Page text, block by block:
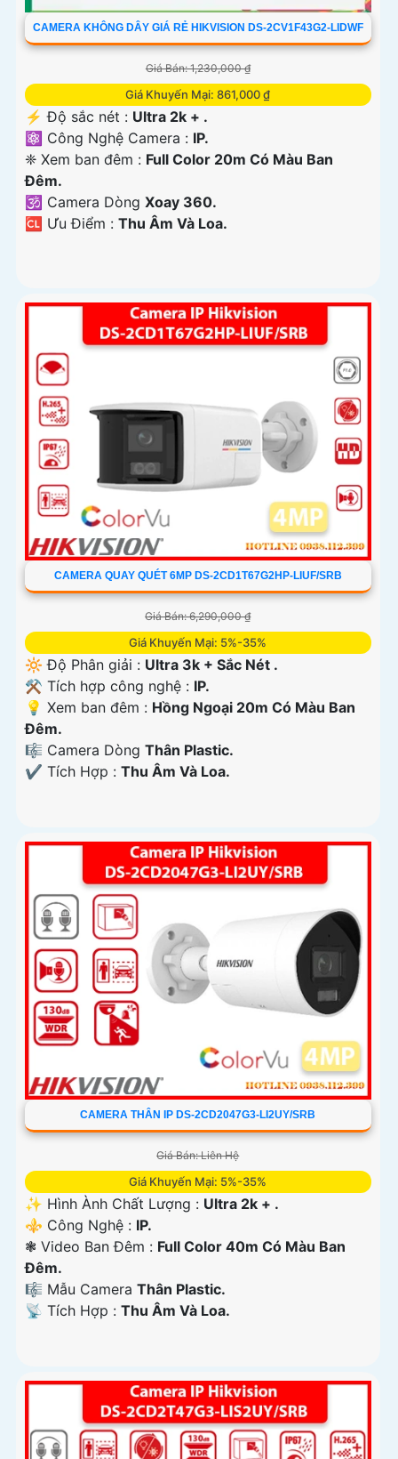
CAMERA KHÔNG DÂY GIÁ RẺ HIKVISION DS-2CV1F43G2-LIDWF
Giá Bán: 1,230,000 ₫
Giá Khuyến Mại: 861,000 ₫
️⚡ Độ sắc nét : Ultra 2k + .
⚛️ Công Nghệ Camera : IP.
❈ Xem ban đêm : Full Color 20m Có Màu Ban
Ðêm.
🕉️ Camera Dòng Xoay 360.
️🆑 Ưu Điểm : Thu Âm Và Loa.
CAMERA QUAY QUÉT 6MP DS-2CD1T67G2HP-LIUF/SRB
Giá Bán: 6,290,000 ₫
Giá Khuyến Mại: 5%-35%
🔆 Độ Phân giải : Ultra 3k + Sắc Nét .
⚒ Tích hợp công nghệ : IP.
💡 Xem ban đêm : Hồng Ngoại 20m Có Màu Ban
Ðêm.
🎼️ Camera Dòng Thân Plastic.
️✔️ Tích Hợp : Thu Âm Và Loa.
CAMERA THÂN IP DS-2CD2047G3-LI2UY/SRB
Giá Bán: Liên Hệ
Giá Khuyến Mại: 5%-35%
✨ Hình Ành Chất Lượng : Ultra 2k + .
⚜️ Công Nghệ : IP.
❃ Video Ban Đêm : Full Color 40m Có Màu Ban
Ðêm.
🎼️ Mẫu Camera Thân Plastic.
️📡 Tích Hợp : Thu Âm Và Loa.